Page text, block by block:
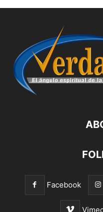
Facebook